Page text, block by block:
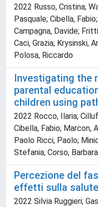
2022 Russo, Cristina;
Pasquale; Cibella,
Campagna, Davide;
Caci, Grazia; Krysinski,
Polosa, Riccardo
Investigating the
parental
children using
2022 Rocco, Ilaria;
Cibella, Fabio; Marcon,
Paolo Ricci, Paolo;
Stefania; Corso, Barbara
Percezione del
effetti sulla
2022 Silvia Ruggieri;